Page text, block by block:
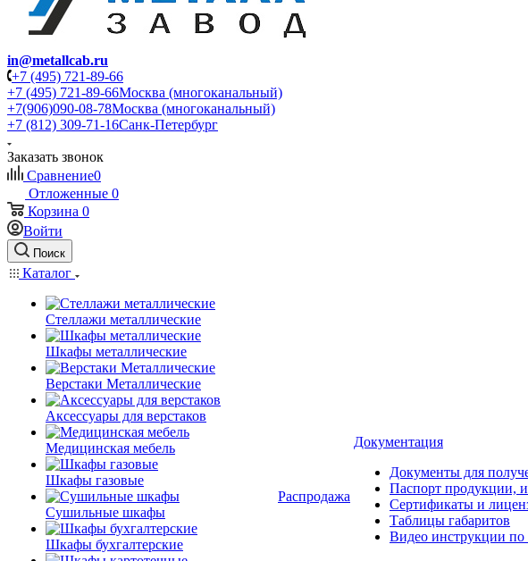
in@metallcab.ru
+7 (495) 721-89-66
+7 (495) 721-89-66Москва (многоканальный)
+7(906)090-08-78Москва (многоканальный)
+7 (812) 309-71-16Санк-Петербург
Заказать звонок
Сравнение0
Отложенные 0
Корзина 0
Войти
Поиск
Каталог
Стеллажи металлические
Шкафы металлические
Верстаки Металлические
Аксессуары для верстаков
Медицинская мебель
Шкафы газовые
Сушильные шкафы
Шкафы бухгалтерские
Распродажа
Документация
Документы для
Паспорт продукции,
Сертификаты и
Таблицы габаритов
Видео инструкции по